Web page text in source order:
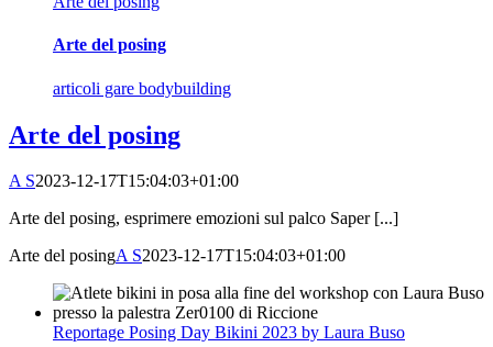
Arte del posing
articoli gare bodybuilding
Arte del posing
A S2023-12-17T15:04:03+01:00
Arte del posing, esprimere emozioni sul palco Saper [...]
Arte del posingA S2023-12-17T15:04:03+01:00
Reportage Posing Day Bikini 2023 by Laura Buso